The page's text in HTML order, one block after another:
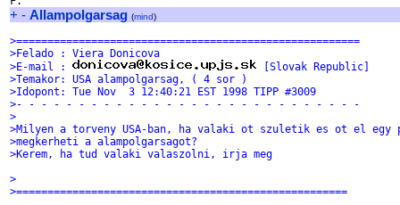
+ - Allampolgarsag (mind)
>=======================================================
>Felado : Viera Donicova
>E-mail :
[Slovak Republic]
>Temakor: USA alampolgarsag, ( 4 sor )
>Idopont: Tue Nov  3 12:40:21 EST 1998 TIPP #3009
>- - - - - - - - - - - - - - - - - - - - - - - - - - - -
>
>Milyen a torveny USA-ban, ha valaki ot szuletik es ot el egy
>megkerheti a alampolgarsagot?
>Kerem, ha tud valaki valaszolni, irja meg
>
>=====================================================